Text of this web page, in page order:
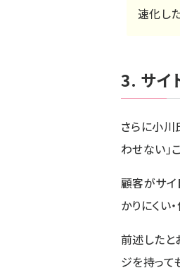
速化し
3. サイ
さらに小川
わせない」
顧客がサイ
かりにくい
前述したと
ジを持って